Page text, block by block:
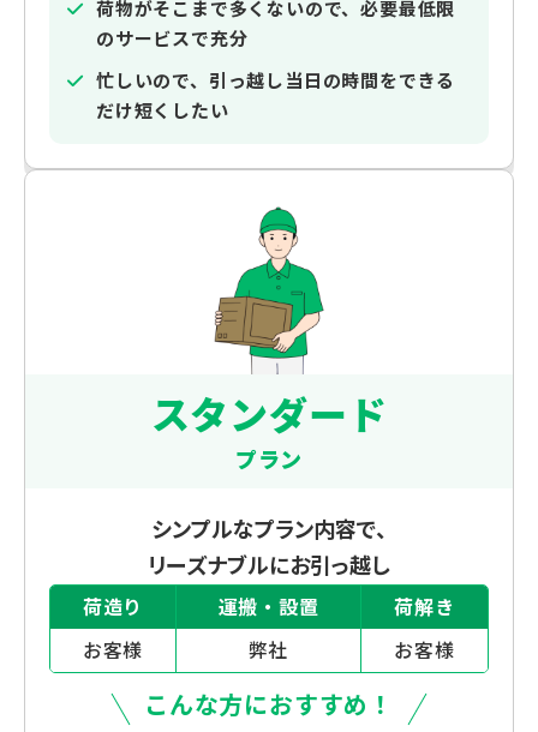
荷物がそこまで多くないので、必要最低限
のサービスで充分
忙しいので、引っ越し当日の時間をできる
だけ短くしたい
スタンダード
プラン
シンプルなプラン内容で、
リーズナブルにお引っ越し
荷造り 運搬・設置
荷解き
お客様
弊社 お客様
こんな方におすすめ！